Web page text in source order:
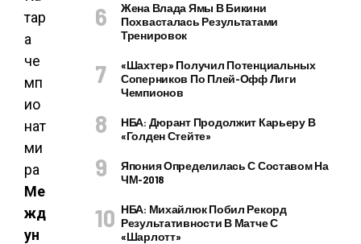
Ме
жд
ун
Жена Влада Ямы В Бикини
Похвасталась Результатами
Тренировок
«Шахтер» Получил Потенциальных
Соперников По Плей-Офф Лиги
Чемпионов
НБА: Дюрант Продолжит Карьеру В
«Голден Стейте»
Япония Определилась С Составом На
ЧМ-2018
НБА: Михайлюк Побил Рекорд
Результативности В Матче С
«Шарлотт»